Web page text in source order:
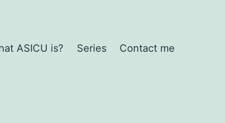
ASICU is? Series Contact me